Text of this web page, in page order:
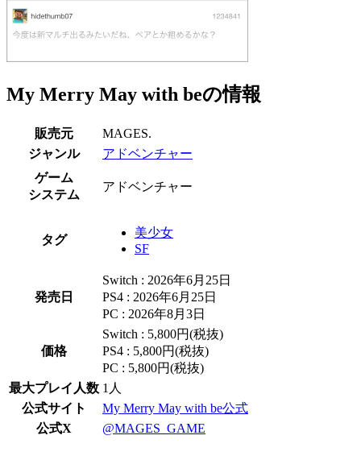
My Merry May with beの情報
販売元
MAGES.
ジャンル
アドベンチャー
ゲーム
システム
アドベンチャー
タグ
美少女
SF
発売日
Switch : 2026年6月25日
PS4 : 2026年6月25日
PC : 2026年8月3日
価格
Switch : 5,800円(税抜)
PS4 : 5,800円(税抜)
PC : 5,800円(税抜)
最大プレイ人数 1人
公式サイト
My Merry May with be公式
公式X
@MAGES_GAME